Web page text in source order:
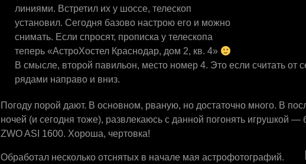
линиями. Встретил их у шоссе, телескоп
установил. Сегодня базово настрою его и можно
снимать. Если спросят, прописка у телескопа
теперь «АстроХостел Краснодар, дом 2, кв. 4»
В смысле, второй павильон, место номер 4. Это если считать от
рядами направо и вниз.
Погоду порой дают. В основном, рваную, но достаточно много. В
ночей (и сегодня тоже), развлекаюсь с данной погонять игрушкой —
ZWO ASI 1600. Хороша, чертовка!
Обработал несколько отснятых в начале мая астрофотографий.